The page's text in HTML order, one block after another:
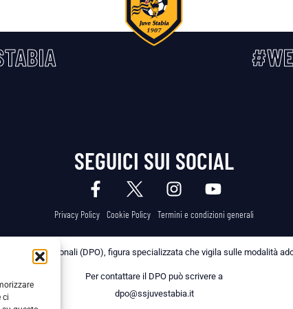
ci
SEGUICI SUI SOCIAL
Privacy Policy Cookie Policy Termini e condizioni generali
dei Dati Personali (DPO), figura specializzata che vigila sulle modalità
Per contattare il DPO può scrivere a
dpo@ssjuvestabia.it